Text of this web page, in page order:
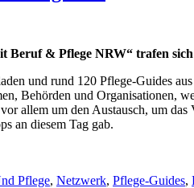
Beruf & Pflege NRW“ trafen
und rund 120 Pflege-Guides
Behörden und Organisationen,
allem um den Austausch, um
an diesem Tag gab.
Pflege, Netzwerk, Pflege-Guides,